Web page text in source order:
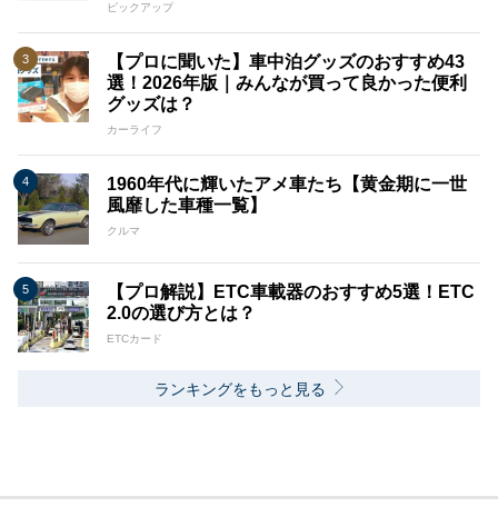
ピックアップ
【プロに聞いた】車中泊グッズのおすすめ43
選！2026年版｜みんなが買って良かった便利
グッズは？
カーライフ
1960年代に輝いたアメ車たち【黄金期に一世
風靡した車種一覧】
クルマ
【プロ解説】ETC車載器のおすすめ5選！ETC
2.0の選び方とは？
ETCカード
ランキングをもっと見る